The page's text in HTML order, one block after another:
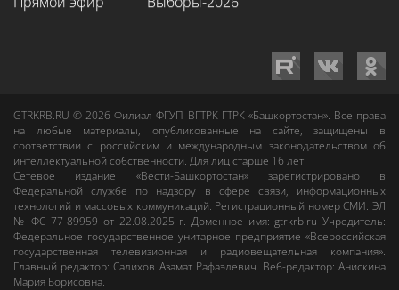
GTRKRB.RU © 2026Филиал ФГУП ВГТРК ГТРК «Башкортостан». Все права
на любые материалы, опубликованные на сайте, защищены в
соответствии с российским и международным законодательством об
интеллектуальной собственности. Для лиц старше 16 лет.
Сетевое издание «Вести-Башкортостан»зарегистрировано в
Федеральной службе по надзору в сфере связи, информационных
технологий и массовых коммуникаций. Регистрационный номер СМИ: ЭЛ
№ ФС 77-89959 от 22.08.2025 г. Доменное имя:gtrkrb.ru Учредитель:
Федеральное государственное унитарное предприятие «Всероссийская
государственная телевизионная и радиовещательная компания».
Главный редактор:Салихов Азамат Рафаэлевич. Веб-редактор:Анискина
Мария Борисовна.